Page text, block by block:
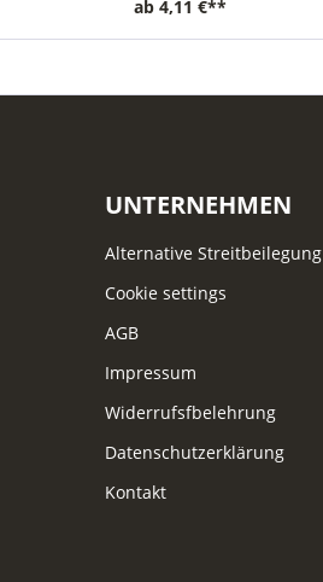
ab4,11 €**
UNTERNEHMEN
Alternative Streitbeilegung
Cookie settings
AGB
Impressum
Widerrufsfbelehrung
Datenschutzerklärung
Kontakt